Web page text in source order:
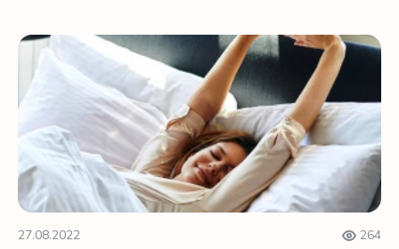
3 удивительных вечерних перекуса для лучшего сна
27.08.2022 264